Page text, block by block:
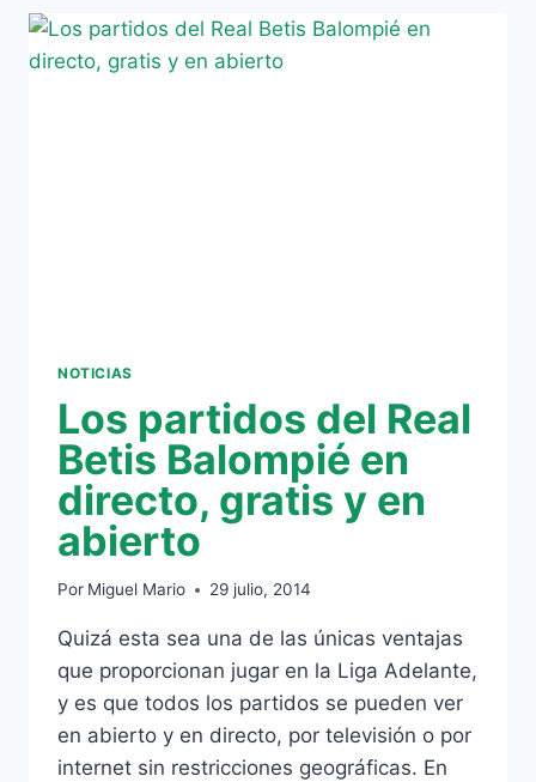
125
ANIVERSARIO
NOTICIAS
Los partidos del Real
Betis Balompié en
directo, gratis y en
abierto
Por Miguel Mario 29 julio, 2014
Quizá esta sea una de las únicas ventajas
que proporcionan jugar en la Liga Adelante,
y es que todos los partidos se pueden ver
en abierto y en directo, por televisión o por
internet sin restricciones geográficas. En